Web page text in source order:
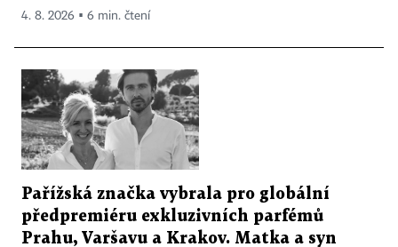
4. 8. 2026 ▪ 6 min. čtení
Pařížská značka vybrala pro globální
předpremiéru exkluzivních parfémů
Prahu, Varšavu a Krakov. Matka a syn